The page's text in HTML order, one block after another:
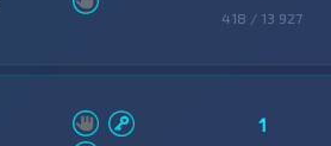
418 / 13 927
1